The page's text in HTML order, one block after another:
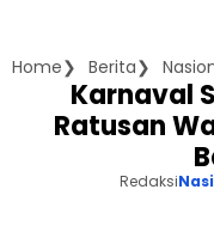
Home Berita
Karnaval
Ratusan
Redaksi